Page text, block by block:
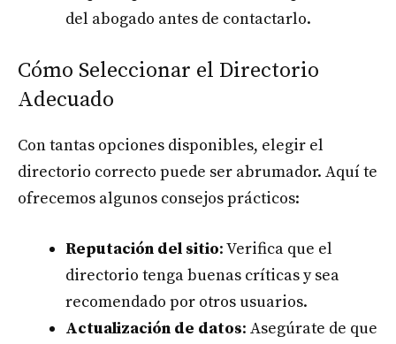
del abogado antes de contactarlo.
Cómo Seleccionar el Directorio
Adecuado
Con tantas opciones disponibles, elegir el
directorio correcto puede ser abrumador. Aquí te
ofrecemos algunos consejos prácticos:
Reputación del sitio: Verifica que el
directorio tenga buenas críticas y sea
recomendado por otros usuarios.
Actualización de datos: Asegúrate de que